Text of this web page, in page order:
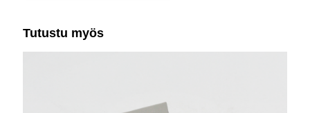
Tutustu myös